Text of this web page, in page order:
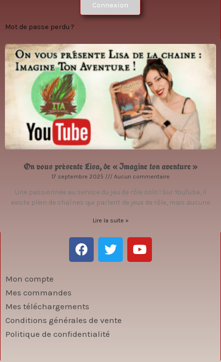
Connexion
Mot de passe perdu ?
On vous présente Lisa, de « Imagine ton aventure »
17 septembre 2025 Aucun commentaire
Une passionnée au service du jeu de rôle solo ! Sur YouTube, il
existe plein de chaînes qui parlent de jeux de rôle, mais aucune
Lire la suite »
F
a
o
o
k
T
w
r
Y
o
Mon compte
Mes commandes
Mes téléchargements
Conditions générales de vente
Politique de confidentialité